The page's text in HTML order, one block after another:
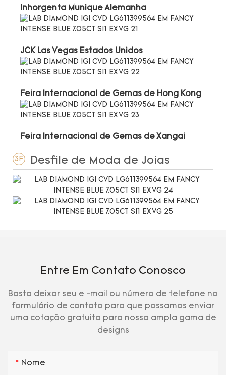
Inhorgenta Munique Alemanha
JCK Las Vegas Estados Unidos
Feira Internacional de Gemas de Hong Kong
Feira Internacional de Gemas de Xangai
3F Desfile de Moda de Joias
Entre Em Contato Conosco
Basta deixar seu e -mail ou número de telefone no
formulário de contato para que possamos enviar
uma cotação gratuita para nossa ampla gama de
designs
Nome